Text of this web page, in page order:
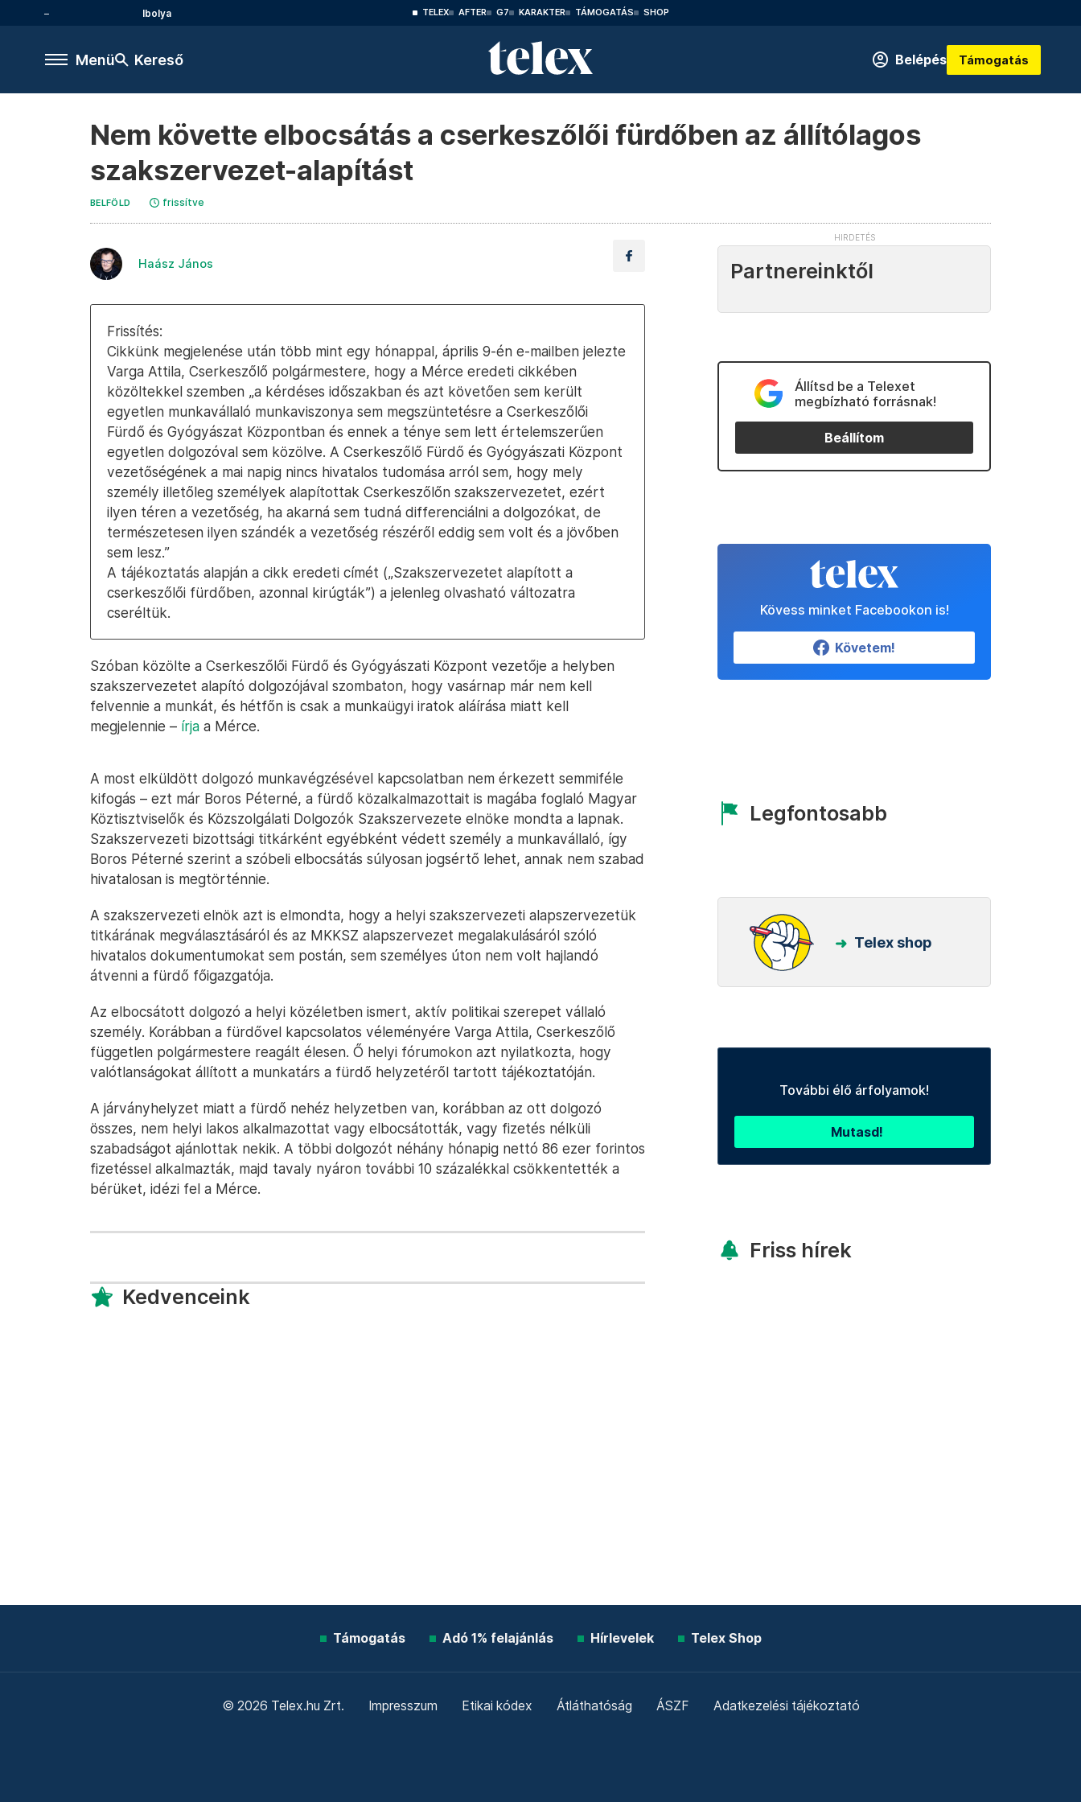
Ibolya TELEX AFTER G7 KARAKTER TÁMOGATÁS SHOP
Menü Kereső Belépés Támogatás
Nem követte elbocsátás a cserkeszőlői fürdőben az állítólagos
szakszervezet-alapítást
BELFÖLD frissítve
Haász János
Frissítés:
Cikkünk megjelenése után több mint egy hónappal, április 9-én e-mailben jelezte
Varga Attila, Cserkeszőlő polgármestere, hogy a Mérce eredeti cikkében
közöltekkel szemben „a kérdéses időszakban és azt követően sem került
egyetlen munkavállaló munkaviszonya sem megszüntetésre a Cserkeszőlői
Fürdő és Gyógyászat Központban és ennek a ténye sem lett értelemszerűen
egyetlen dolgozóval sem közölve. A Cserkeszőlő Fürdő és Gyógyászati Központ
vezetőségének a mai napig nincs hivatalos tudomása arról sem, hogy mely
személy illetőleg személyek alapítottak Cserkeszőlőn szakszervezetet, ezért
ilyen téren a vezetőség, ha akarná sem tudná differenciálni a dolgozókat, de
természetesen ilyen szándék a vezetőség részéről eddig sem volt és a jövőben
sem lesz.”
A tájékoztatás alapján a cikk eredeti címét („Szakszervezetet alapított a
cserkeszőlői fürdőben, azonnal kirúgták”) a jelenleg olvasható változatra
cseréltük.
Szóban közölte a Cserkeszőlői Fürdő és Gyógyászati Központ vezetője a helyben
szakszervezetet alapító dolgozójával szombaton, hogy vasárnap már nem kell
felvennie a munkát, és hétfőn is csak a munkaügyi iratok aláírása miatt kell
megjelennie – írja a Mérce.
A most elküldött dolgozó munkavégzésével kapcsolatban nem érkezett semmiféle
kifogás – ezt már Boros Péterné, a fürdő közalkalmazottait is magába foglaló Magyar
Köztisztviselők és Közszolgálati Dolgozók Szakszervezete elnöke mondta a lapnak.
Szakszervezeti bizottsági titkárként egyébként védett személy a munkavállaló, így
Boros Péterné szerint a szóbeli elbocsátás súlyosan jogsértő lehet, annak nem szabad
hivatalosan is megtörténnie.
A szakszervezeti elnök azt is elmondta, hogy a helyi szakszervezeti alapszervezetük
titkárának megválasztásáról és az MKKSZ alapszervezet megalakulásáról szóló
hivatalos dokumentumokat sem postán, sem személyes úton nem volt hajlandó
átvenni a fürdő főigazgatója.
Az elbocsátott dolgozó a helyi közéletben ismert, aktív politikai szerepet vállaló
személy. Korábban a fürdővel kapcsolatos véleményére Varga Attila, Cserkeszőlő
független polgármestere reagált élesen. Ő helyi fórumokon azt nyilatkozta, hogy
valótlanságokat állított a munkatárs a fürdő helyzetéről tartott tájékoztatóján.
A járványhelyzet miatt a fürdő nehéz helyzetben van, korábban az ott dolgozó
összes, nem helyi lakos alkalmazottat vagy elbocsátották, vagy fizetés nélküli
szabadságot ajánlottak nekik. A többi dolgozót néhány hónapig nettó 86 ezer forintos
fizetéssel alkalmazták, majd tavaly nyáron további 10 százalékkal csökkentették a
bérüket, idézi fel a Mérce.
Kedvenceink
Partnereinktől
Állítsd be a Telexet
megbízható forrásnak!
Beállítom
Kövess minket Facebookon is!
Követem!
Legfontosabb
Telex shop
További élő árfolyamok!
Mutasd!
Friss hírek
Támogatás Adó 1% felajánlás Hírlevelek Telex Shop
© 2026 Telex.hu Zrt. Impresszum Etikai kódex Átláthatóság ÁSZF Adatkezelési tájékoztató